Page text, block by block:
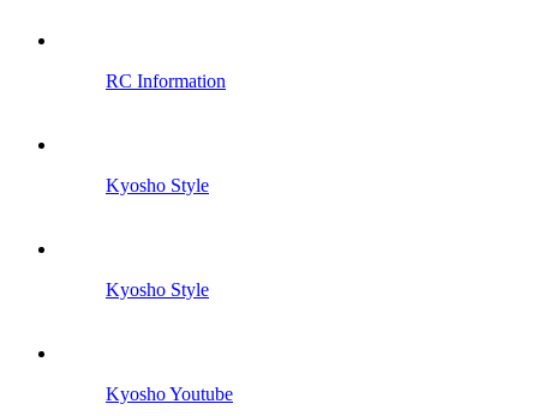
RC Information
Kyosho Style
Kyosho Style
Kyosho Youtube